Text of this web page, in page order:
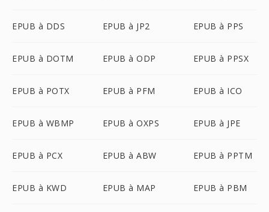
EPUB à DDS EPUB à JP2 EPUB à PPS
EPUB à DOTM EPUB à ODP EPUB à PPSX
EPUB à POTX EPUB à PFM EPUB à ICO
EPUB à WBMP EPUB à OXPS EPUB à JPE
EPUB à PCX EPUB à ABW EPUB à PPTM
EPUB à KWD EPUB à MAP EPUB à PBM